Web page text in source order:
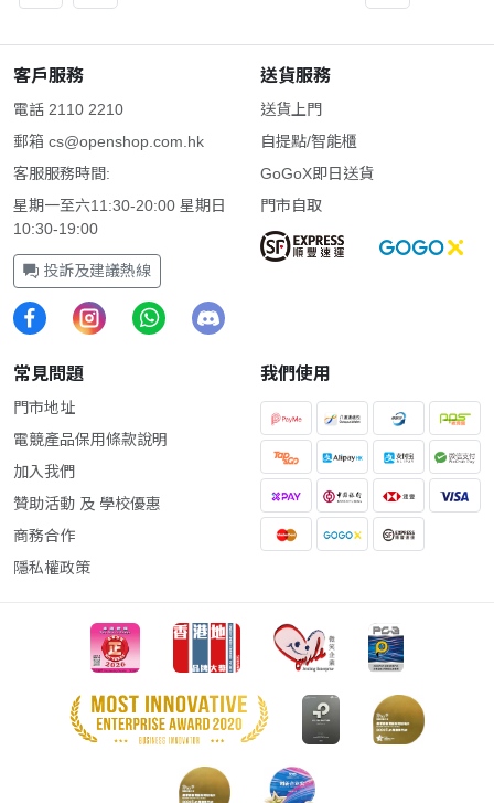
客戶服務
電話 2110 2210
郵箱 cs@openshop.com.hk
客服服務時間:
星期一至六11:30-20:00 星期日
10:30-19:00
投訴及建議熱線
送貨服務
送貨上門
自提點/智能櫃
GoGoX即日送貨
門市自取
常見問題
門市地址
電競產品保用條款說明
加入我們
贊助活動 及 學校優惠
商務合作
隱私權政策
我們使用